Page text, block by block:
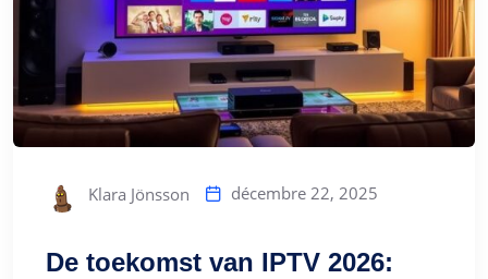
Klara Jönsson décembre 22, 2025
De toekomst van IPTV 2026: